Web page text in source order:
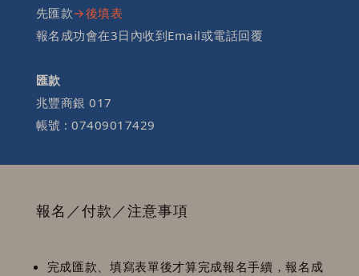
先匯款→後填表
報名成功會在3日內收到Email或電話回覆
匯款
兆豐商銀 017
帳號 : 07409017429
報名／付款／注意事項
完成匯款、填寫表單後才算完成報名手續，報名成